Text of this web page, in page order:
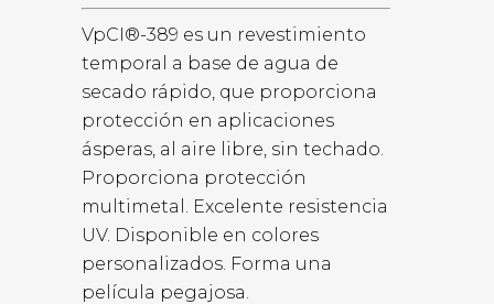
VpCI®-389 es un revestimiento
temporal a base de agua de
secado rápido, que proporciona
protección en aplicaciones
ásperas, al aire libre, sin techado.
Proporciona protección
multimetal. Excelente resistencia
UV. Disponible en colores
personalizados. Forma una
película pegajosa.